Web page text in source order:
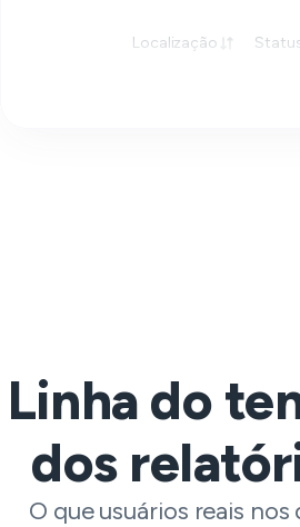
Localização
Linha do
dos
O que usuários reais nos